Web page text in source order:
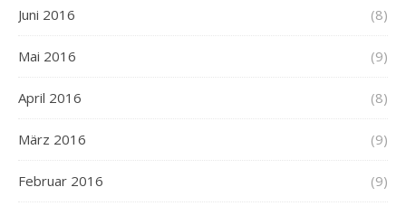
Juni 2016 (8)
Mai 2016 (9)
April 2016 (8)
März 2016 (9)
Februar 2016 (9)